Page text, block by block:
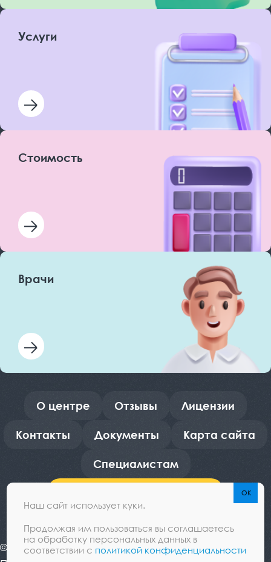
Услуги
Стоимость
Врачи
О центре Отзывы Лицензии
Контакты Документы Карта сайта
Специалистам
© 2012—2026 Офтальмологический центр «Зрение»
Наш сайт использует куки.
Продолжая им пользоваться вы соглашаетесь
на обработку персональных данных в
соответствии с политикой конфиденциальности